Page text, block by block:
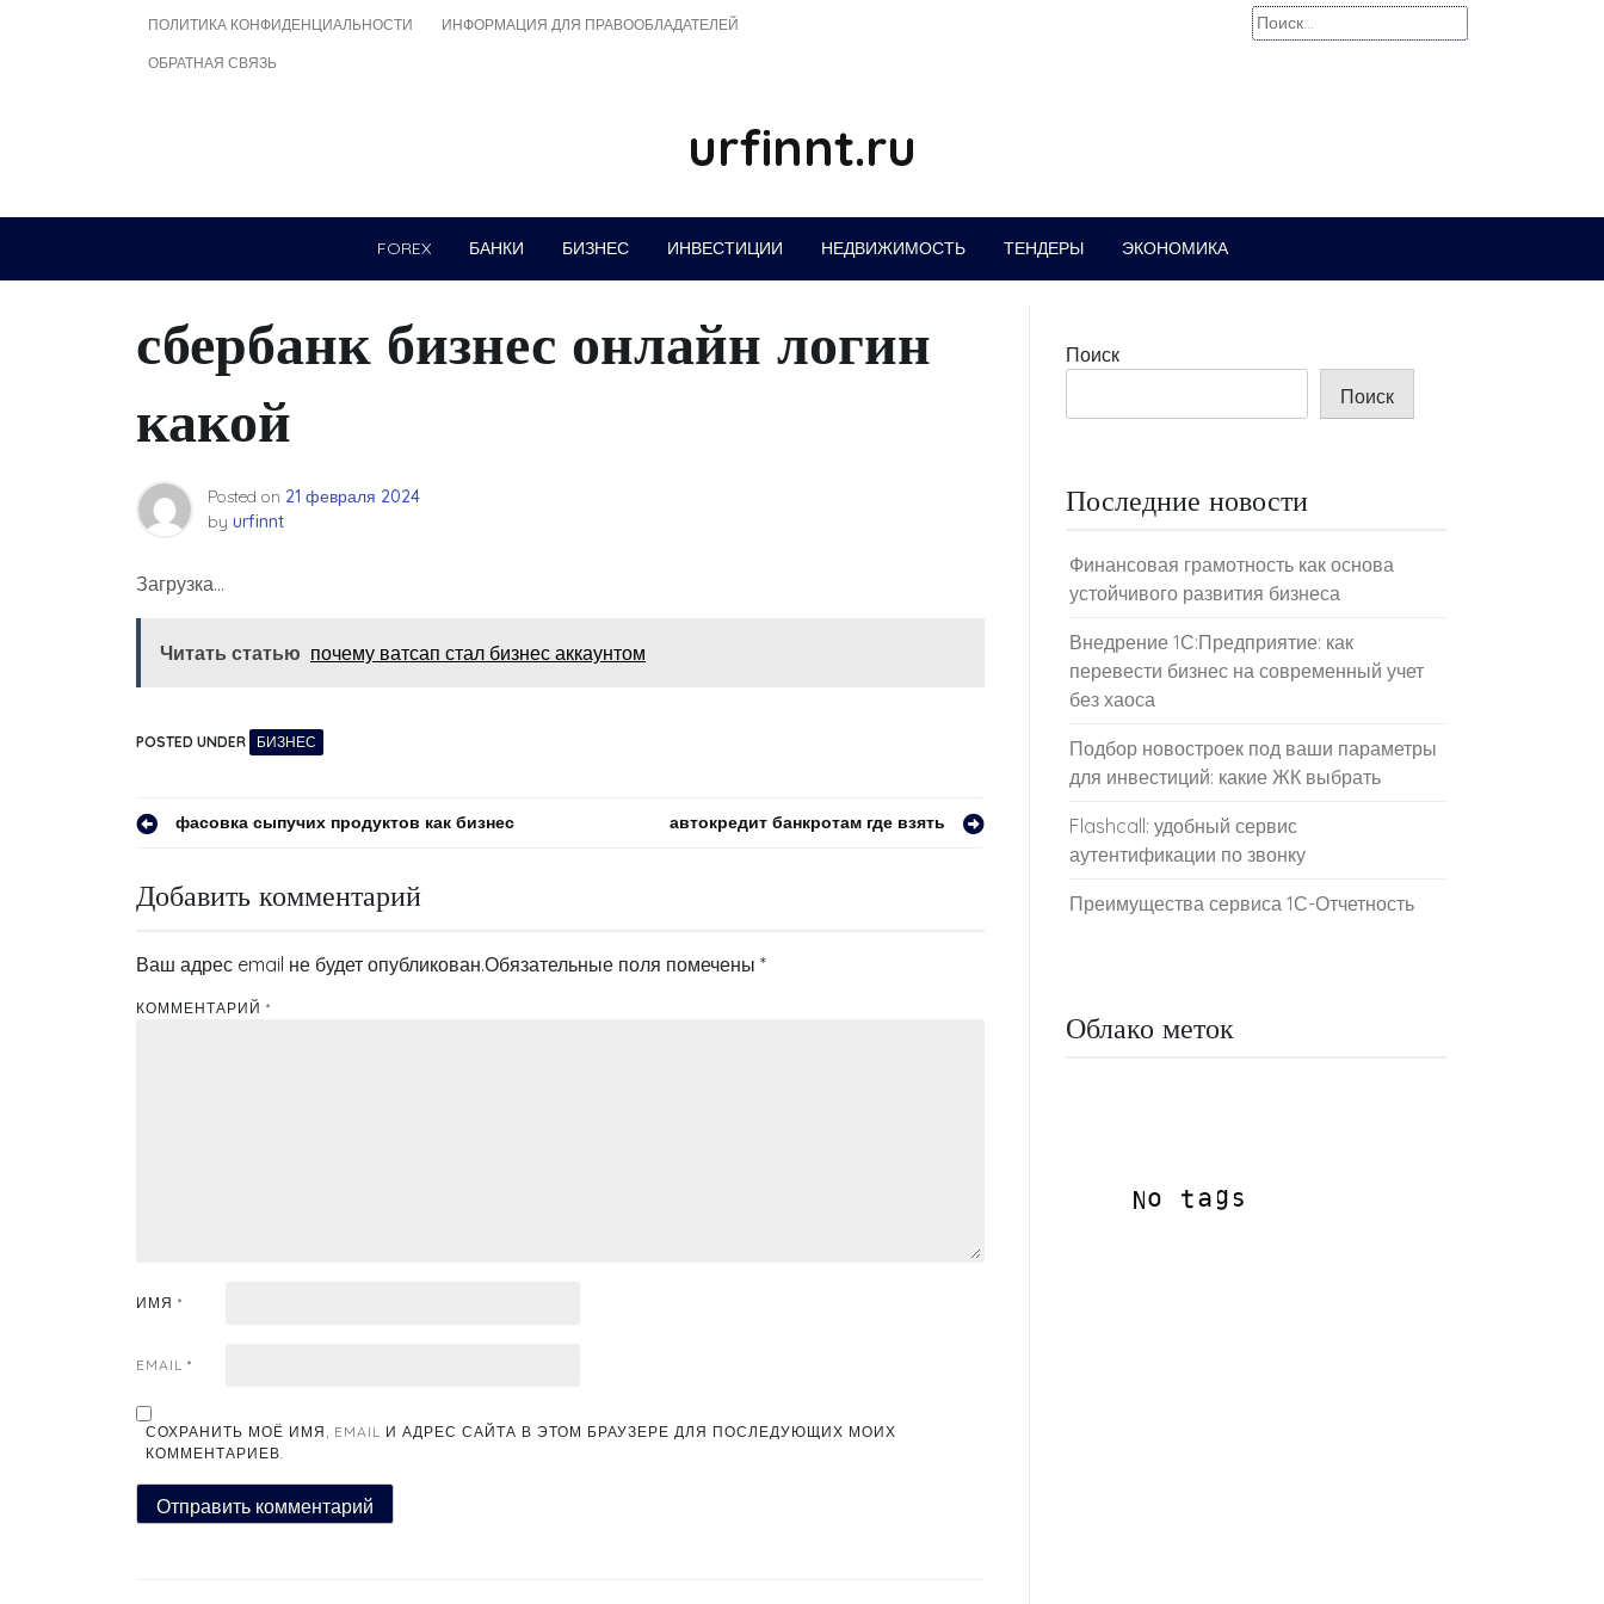
ПОЛИТИКА КОНФИДЕНЦИАЛЬНОСТИ ИНФОРМАЦИЯ ДЛЯ ПРАВООБЛАДАТЕЛЕЙ
ОБРАТНАЯ СВЯЗЬ
Найти:
urfinnt.ru
FOREX БАНКИ БИЗНЕС ИНВЕСТИЦИИ НЕДВИЖИМОСТЬ ТЕНДЕРЫ ЭКОНОМИКА
сбербанк бизнес онлайн логин
какой
Posted on 21 февраля 2024
by urfinnt
Загрузка…
Читать статью почему ватсап стал бизнес аккаунтом
POSTED UNDER БИЗНЕС
Навигация
по
записям
фасовка сыпучих продуктов как бизнес автокредит банкротам где взять
Добавить комментарий
Ваш адрес email не будет опубликован.Обязательные поля помечены *
КОММЕНТАРИЙ *
ИМЯ *
EMAIL *
СОХРАНИТЬ МОЁ ИМЯ, EMAIL И АДРЕС САЙТА В ЭТОМ БРАУЗЕРЕ ДЛЯ ПОСЛЕДУЮЩИХ МОИХ
КОММЕНТАРИЕВ.
Поиск
Поиск
Последние новости
Финансовая грамотность как основа
устойчивого развития бизнеса
Внедрение 1С:Предприятие: как
перевести бизнес на современный учет
без хаоса
Подбор новостроек под ваши параметры
для инвестиций: какие ЖК выбрать
Flashcall: удобный сервис
аутентификации по звонку
Преимущества сервиса 1С-Отчетность
Облако меток